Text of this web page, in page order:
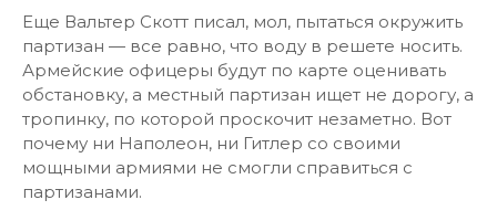
Еще Вальтер Скотт писал, мол, пытаться окружить
партизан — все равно, что воду в решете носить.
Армейские офицеры будут по карте оценивать
обстановку, а местный партизан ищет не дорогу, а
тропинку, по которой проскочит незаметно. Вот
почему ни Наполеон, ни Гитлер со своими
мощными армиями не смогли справиться с
партизанами.